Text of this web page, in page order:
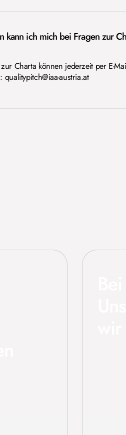
kann ich mich bei Fragen zur
Charta können jederzeit per E-
qualitypitch@iaa-austria.at